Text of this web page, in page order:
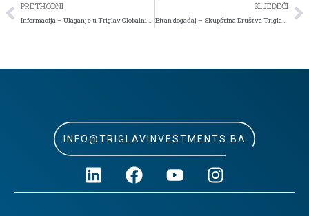
PRETHODNI
Informacija – Ulaganje u Triglav Globalni dionički OIF i Triglav Obveznički OIF – bez ulazne naknade do 30.11.2025. godine
SLJEDEĆI
Bitan događaj – Skupština Društva Triglav Investments d.o.o. Sarajevo
INFO@TRIGLAVINVESTMENTS.BA